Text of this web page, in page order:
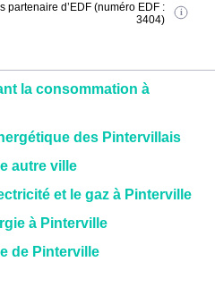
partenaire d’EDF (numéro EDF :
3404)
la consommation à
des Pintervillais
autre ville
et le gaz à Pinterville
à Pinterville
de Pinterville